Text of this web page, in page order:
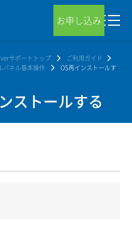
お申し込み
サポートトップ
ご利用ガイド
パネル基本操作
OS再インストールす
ストールする